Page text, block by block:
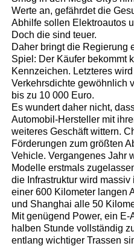
Werte an, gefährdet die
Abhilfe sollen Elektroautos
Doch die sind teuer.
Daher bringt die Regierung
Spiel: Der Käufer bekommt
Kennzeichen. Letzteres
Verkehrsdichte gewöhnlich
bis zu 10 000 Euro.
Es wundert daher nicht,
Automobil-Hersteller mit
weiteres Geschäft wittern.
Förderungen zum größten
Vehicle. Vergangenes Jahr
Modelle erstmals
die Infrastruktur wird
einer 600 Kilometer langen
und Shanghai alle 50
Mit genügend Power, ein
halben Stunde vollständig
entlang wichtiger Trassen